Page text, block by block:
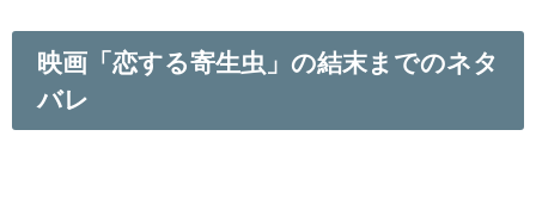
映画「恋する寄生虫」の結末までのネタ
バレ